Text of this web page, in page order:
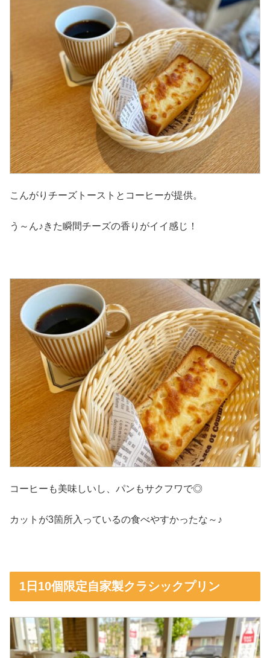
こんがりチーズトーストとコーヒーが提供。
う～ん♪きた瞬間チーズの香りがイイ感じ！
コーヒーも美味しいし、パンもサクフワで◎
カットが3箇所入っているの食べやすかったな～♪
1日10個限定自家製クラシックプリン